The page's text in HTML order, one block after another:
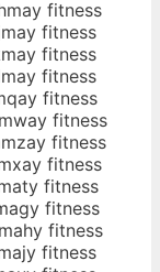
fitness
fitness
fitness
fitness
fitness
fitness
fitness
fitness
fitness
fitness
fitness
fitness